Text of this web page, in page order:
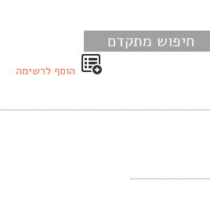
חיפוש מתקדם
הוסף לרשימה